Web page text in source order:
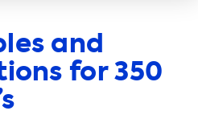
and
for 350